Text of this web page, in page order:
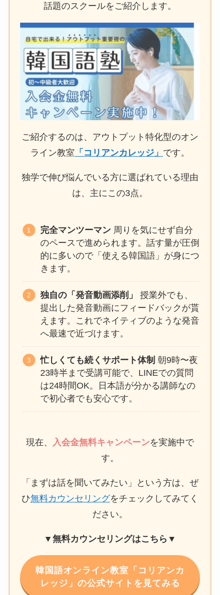
話題のスクールをご紹介します。
ご紹介するのは、アウトプット特化型のオン
ライン教室 「コリアンカレッジ」 です。
独学で伸び悩んでいる方に選ばれている理由
は、主にこの3点。
完全マンツーマン周りを気にせず自分
のペースで進められます。話す量が圧倒
的に多いので「使える韓国語」が身につ
きます。
独自の「発音動画添削」
授業外でも、
提出した発音動画にフィードバックが貰
えます。これでネイティブのような発音
へ最速で近づけます。
忙しくても続くサポート体制 朝9時〜夜
23時半まで受講可能で、LINEでの質問
は24時間OK。日本語が分かる講師なの
で初心者でも安心です。
現在、 入会金無料キャンペーンを実施中で
す。
「まずは話を聞いてみたい」という方は、ぜ
ひ無料カウンセリングをチェックしてみてく
ださい。
▼無料カウンセリングはこちら▼
韓国語オンライン教室「コリアンカ
レッジ」の公式サイトを見てみる